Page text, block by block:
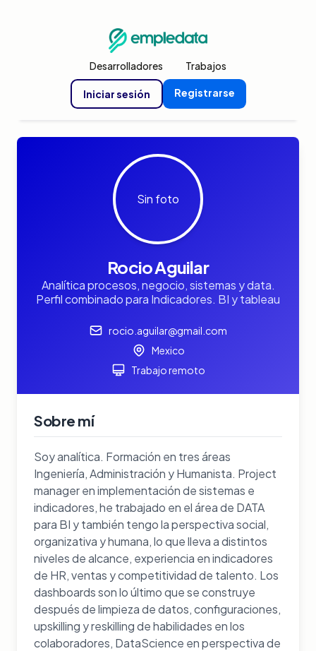
Desarrolladores Trabajos
Iniciar sesión Registrarse
Sin foto
Rocio Aguilar
Analítica procesos, negocio, sistemas y data.
Perfil combinado para Indicadores. BI y tableau
rocio.aguilar@gmail.com
Mexico
Trabajo remoto
Sobre mí
Soy analítica. Formación en tres áreas
Ingeniería, Administración y Humanista. Project
manager en implementación de sistemas e
indicadores, he trabajado en el área de DATA
para BI y también tengo la perspectiva social,
organizativa y humana, lo que lleva a distintos
niveles de alcance, experiencia en indicadores
de HR, ventas y competitividad de talento. Los
dashboards son lo último que se construye
después de limpieza de datos, configuraciones,
upskilling y reskilling de habilidades en los
colaboradores, DataScience en perspectiva de